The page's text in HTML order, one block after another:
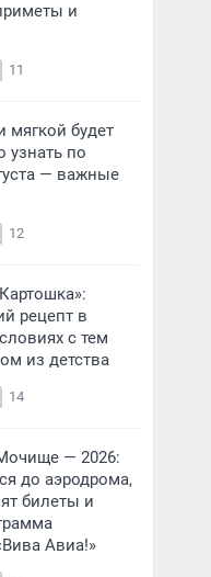
и
11
мягкой будет
узнать по
— важные
12
рецепт в
с тем
из детства
14
— 2026:
до аэродрома,
билеты и
Авиа!»